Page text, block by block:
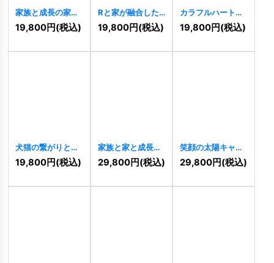
家族と成長の家ロ
ゴ 10088]
19,800円(税込)
Rと家が融合した
のロゴ [10065]
19,800円(税込)
カラフルハートツ
リーロゴ[11003 ]
19,800円(税込)
犬猫の繋がりと植
物のロゴ [10994 ]
19,800円(税込)
家族と家と成長の
ロゴ[10968]
29,800円(税込)
笑顔の太陽キャラ
クターロゴ
10955 ]
29,800円(税込)